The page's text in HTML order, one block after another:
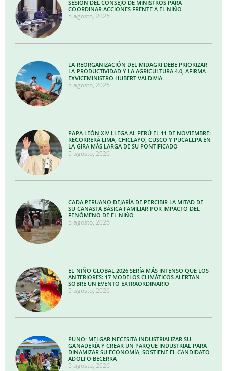
SESIÓN DEL CONSEJO DE MINISTROS PARA
COORDINAR ACCIONES FRENTE A EL NIÑO
5 agosto, 2026
LA REORGANIZACIÓN DEL MIDAGRI DEBE PRIORIZAR
LA PRODUCTIVIDAD Y LA AGRICULTURA 4.0, AFIRMA
EXVICEMINISTRO HUBERT VALDIVIA
5 agosto, 2026
PAPA LEÓN XIV LLEGA AL PERÚ EL 11 DE NOVIEMBRE:
RECORRERÁ LIMA, CHICLAYO, CUSCO Y PUCALLPA EN
LA GIRA MÁS LARGA DE SU PONTIFICADO
5 agosto, 2026
CADA PERUANO DEJARÍA DE PERCIBIR LA MITAD DE
SU CANASTA BÁSICA FAMILIAR POR IMPACTO DEL
FENÓMENO DE EL NIÑO
5 agosto, 2026
EL NIÑO GLOBAL 2026 SERÍA MÁS INTENSO QUE LOS
ANTERIORES: 17 MODELOS CLIMÁTICOS ALERTAN
SOBRE UN EVENTO EXTRAORDINARIO
5 agosto, 2026
PUNO: MELGAR NECESITA INDUSTRIALIZAR SU
GANADERÍA Y CREAR UN PARQUE INDUSTRIAL PARA
DINAMIZAR SU ECONOMÍA, SOSTIENE EL CANDIDATO
ADOLFO BECERRA
5 agosto, 2026